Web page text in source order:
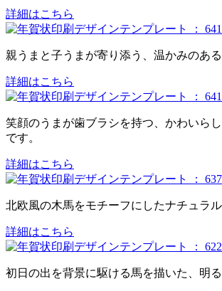
詳細はこちら
親うまと子うまが寄り添う、温かみのあ
詳細はこちら
笑顔のうまが歯ブラシを持つ、かわいら
です。
詳細はこちら
北欧風の木馬をモチーフにしたナチュラ
詳細はこちら
初日の出を背景に駆ける馬を描いた、明